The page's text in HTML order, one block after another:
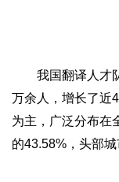
我国翻译人才队
万余人，增长了近
为主，广泛分布在
的43.58%，头部城